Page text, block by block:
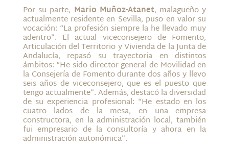
Por su parte, Mario Muñoz-Atanet, malagueño y
actualmente residente en Sevilla, puso en valor su
vocación: “La profesión siempre la he llevado muy
adentro”. El actual viceconsejero de Fomento,
Articulación del Territorio y Vivienda de la Junta de
Andalucía, repasó su trayectoria en distintos
ámbitos: “He sido director general de Movilidad en
la Consejería de Fomento durante dos años y llevo
seis años de viceconsejero, que es el puesto que
tengo actualmente”. Además, destacó la diversidad
de su experiencia profesional: “He estado en los
cuatro lados de la mesa, en una empresa
constructora, en la administración local, también
fui empresario de la consultoría y ahora en la
administración autonómica”.